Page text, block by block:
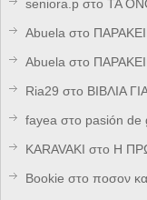
seniora.p στο ΤΑ
Abuela στο
Abuela στο
Ria29 στο ΒΙΒΛΙΑ
fayea στο pasión de
KARAVAKI στο Η
Bookie στο ποσον